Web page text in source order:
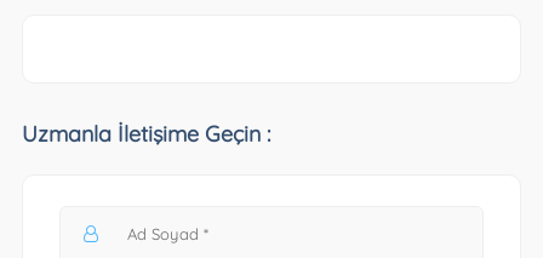
Uzmanla İletişime Geçin :